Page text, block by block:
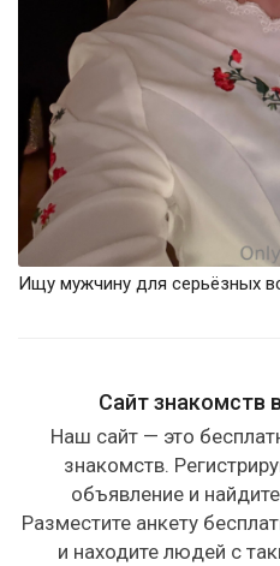
Ищу мужчину для серьёзных
Сайт знакомств
Наш сайт — это
знакомств.
объявление и
Разместите анкету
и находите людей с